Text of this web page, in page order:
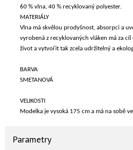
60 % vlna, 40 % recyklovaný polyester.
MATERIÁLY
Vlna má skvělou prodyšnost, absorpci a
vyrobená z recyklovaných vláken má za
život a vytvořit tak zcela udržitelný a
BARVA
SMETANOVÁ
VELIKOSTI
Modelka je vysoká 175 cm a má na sobě
Parametry